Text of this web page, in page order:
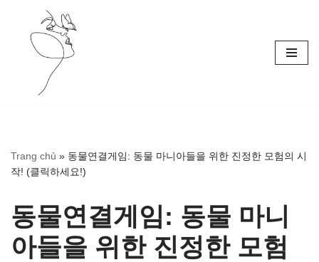
Skip
Trang chủ » 동물연결게임: 동물 마니아들을 위한 진정한 모험의 시
작! (클릭하세요!)
동물연결게임: 동물 마니
아들을 위한 진정한 모험